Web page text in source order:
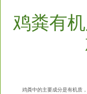
鸡粪有
鸡粪中的主要成分是有机质，